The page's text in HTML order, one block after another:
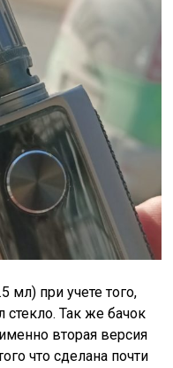
мл) при учете того,
стекло. Так же бачок
вторая версия
что сделана почти